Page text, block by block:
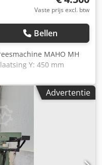
Vaste prijs excl. btw
Bellen
MAHO MH
Y: 450 mm
40 Spindeluitgang: 125
RPM
x Breedte 620 mm
tafelverplaatsing: 225
op +/- 30° Schaal 3
werkt niet
Spanning:
mm Hoogte: 2500
Advertentie